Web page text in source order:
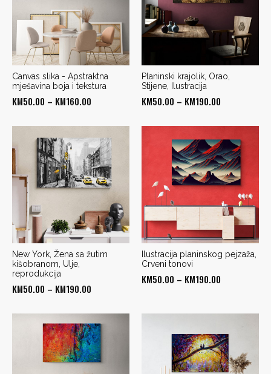
Canvas slika - Apstraktna
mješavina boja i tekstura
KM50.00 – KM160.00
KM50.00
through
KM160.00
Planinski krajolik, Orao,
Stijene, Ilustracija
KM50.00 – KM190.00
KM50.00
through
KM190.00
New York, Žena sa žutim
kišobranom, Ulje,
reprodukcija
KM50.00 – KM190.00
KM50.00
through
KM190.00
Ilustracija planinskog pejzaža,
Crveni tonovi
KM50.00 – KM190.00
KM190.00